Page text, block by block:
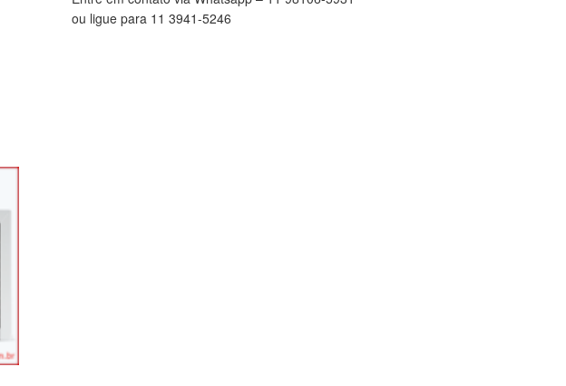
ou ligue para 11 3941-5246